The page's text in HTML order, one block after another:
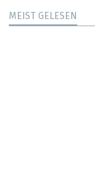
MEIST GELESEN